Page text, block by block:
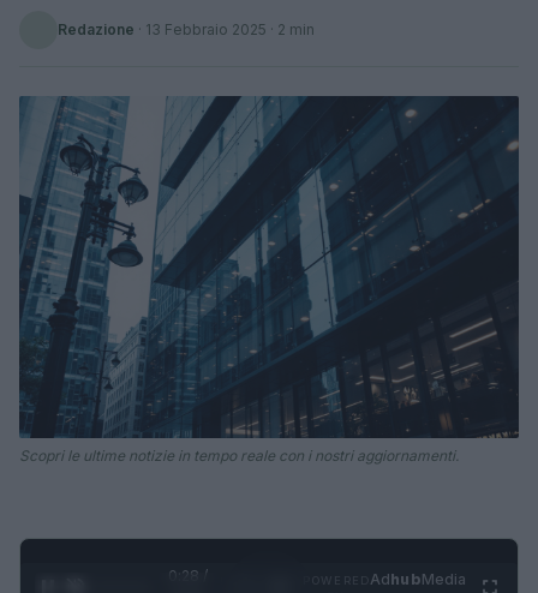
Redazione · 13 Febbraio 2025 · 2 min
Scopri le ultime notizie in tempo reale con i nostri aggiornamenti.
0:29 /
AdhubMedia